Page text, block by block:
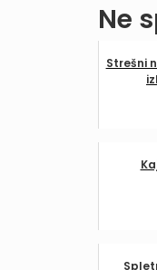
Ne
Strešni